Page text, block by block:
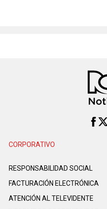
CORPORATIVO
RESPONSABILIDAD SOCIAL
FACTURACIÓN ELECTRÓNICA
ATENCIÓN AL TELEVIDENTE